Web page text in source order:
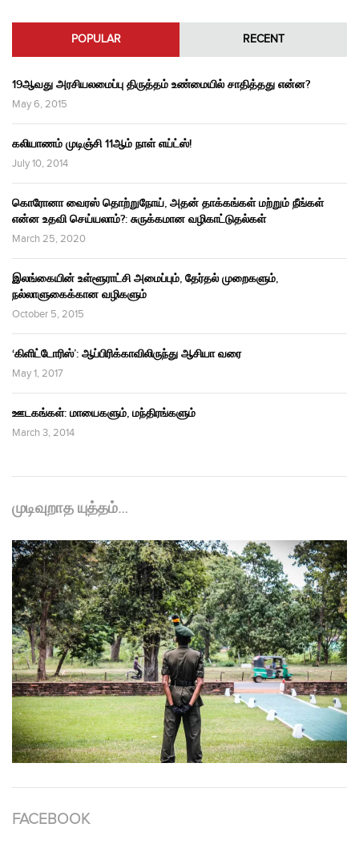
POPULAR RECENT
19ஆவது அரசியலமைப்பு திருத்தம் உண்மையில் சாதித்தது என்ன?
May 6, 2015
கலியாணம் முடிஞ்சி 11ஆம் நாள் எய்ட்ஸ்!
July 10, 2014
கொரோனா வைரஸ் தொற்றுநோய், அதன் தாக்கங்கள் மற்றும் நீங்கள்
என்ன உதவி செய்யலாம்?: சுருக்கமான வழிகாட்டுதல்கள்
March 25, 2020
இலங்கையின் உள்ளூராட்சி அமைப்பும், தேர்தல் முறைகளும்,
நல்லாளுகைக்கான வழிகளும்
October 5, 2015
‘கிளிட்டோரிஸ்’: ஆப்பிரிக்காவிலிருந்து ஆசியா வரை
May 1, 2017
ஊடகங்கள்: மாயைகளும், மந்திரங்களும்
March 3, 2014
முடிவுறாத யுத்தம்…
FACEBOOK